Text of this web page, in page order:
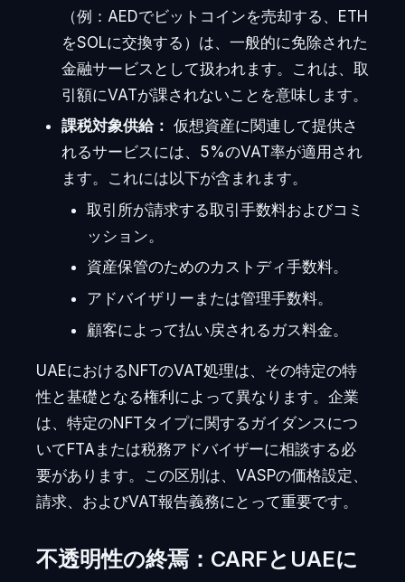
（例：AEDでビットコインを売却する、ETH
をSOLに交換する）は、一般的に免除された
金融サービスとして扱われます。これは、取
引額にVATが課されないことを意味します。
課税対象供給： 仮想資産に関連して提供さ
れるサービスには、5%のVAT率が適用され
ます。これには以下が含まれます。
取引所が請求する取引手数料およびコミ
ッション。
資産保管のためのカストディ手数料。
アドバイザリーまたは管理手数料。
顧客によって払い戻されるガス料金。
UAEにおけるNFTのVAT処理は、その特定の特
性と基礎となる権利によって異なります。企業
は、特定のNFTタイプに関するガイダンスにつ
いてFTAまたは税務アドバイザーに相談する必
要があります。この区別は、VASPの価格設定、
請求、およびVAT報告義務にとって重要です。
不透明性の終焉：CARFとUAEに